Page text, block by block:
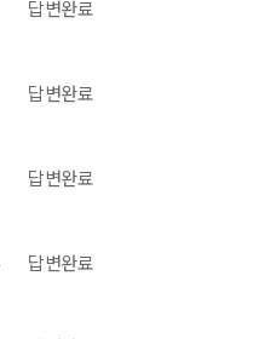
답변완료
답변완료
답변완료
답변완료